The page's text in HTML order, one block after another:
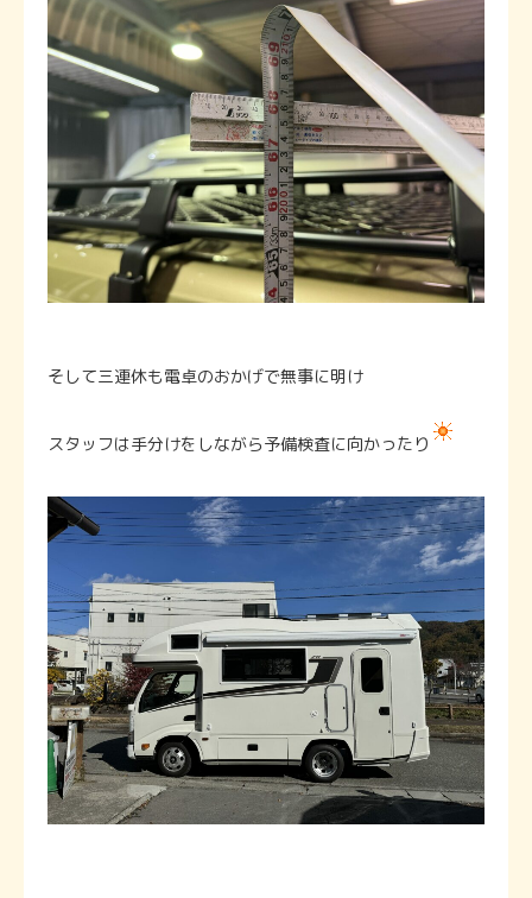
そして三連休も電卓のおかげで無事に明け
スタッフは手分けをしながら予備検査に向かったり